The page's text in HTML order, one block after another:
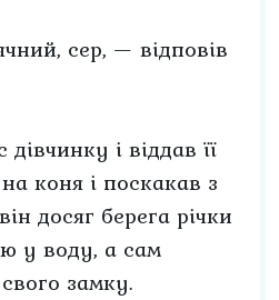
сер, — відповів
і віддав її
коня і поскакав з
досяг берега річки
у воду, а сам
замку.